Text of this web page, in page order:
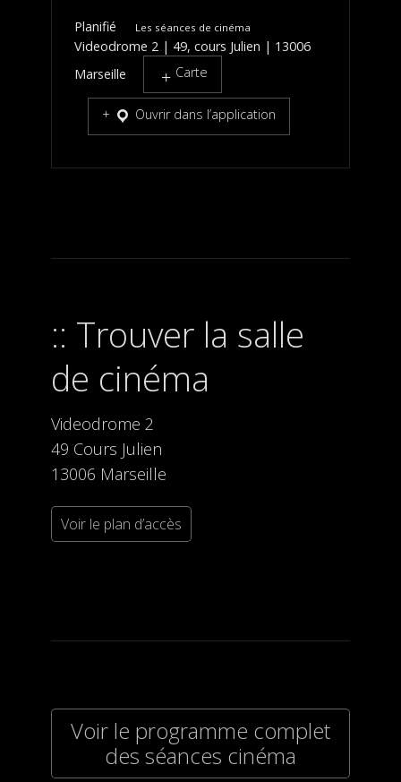
Planifié Les séances de cinéma
Videodrome 2 | 49, cours Julien | 13006
Marseille
Carte
Ouvrir dans l’application
Trouver la salle
de cinéma
Videodrome 2
49 Cours Julien
13006 Marseille
Voir le plan d’accès
Voir le programme complet
des séances cinéma